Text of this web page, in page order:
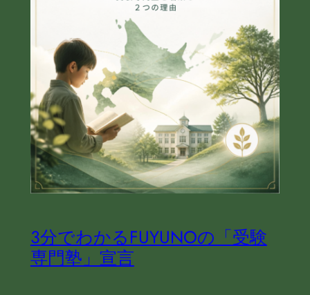
3分でわかるFUYUNOの「受験
専門塾」宣言